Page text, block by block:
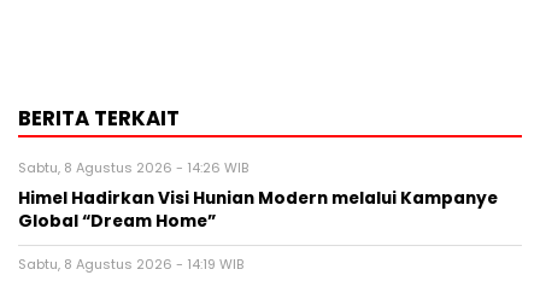
BERITA TERKAIT
Sabtu, 8 Agustus 2026 - 14:26 WIB
Himel Hadirkan Visi Hunian Modern melalui Kampanye
Global “Dream Home”
Sabtu, 8 Agustus 2026 - 14:19 WIB